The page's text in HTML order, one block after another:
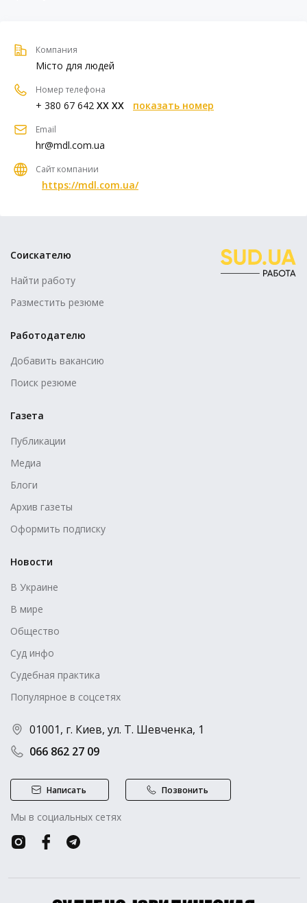
Компания
Місто для людей
Номер телефона
+ 380 67 642 XX XX показать номер
Email
hr@mdl.com.ua
Сайт компании
https://mdl.com.ua/
Соискателю
Найти работу
Разместить резюме
Работодателю
Добавить вакансию
Поиск резюме
Газета
Публикации
Медиа
Блоги
Архив газеты
Оформить подписку
Новости
В Украине
В мире
Общество
Суд инфо
Судебная практика
Популярное в соцсетях
066 862 27 09
01001, г. Киев, ул. Т. Шевченка, 1
Написать Позвонить
Мы в социальных сетях